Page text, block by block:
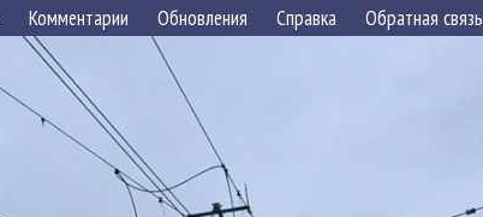
Комментарии Обновления Справка Обратная связь